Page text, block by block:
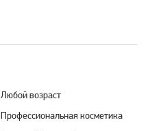
Любой возраст
Профессиональная косметика